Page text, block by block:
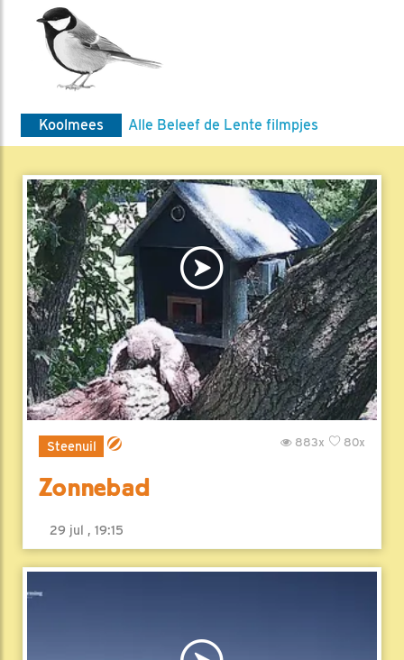
Koolmees Alle Beleef de Lente filmpjes
Steenuil 80x
883x
Zonnebad
29 jul , 19:15